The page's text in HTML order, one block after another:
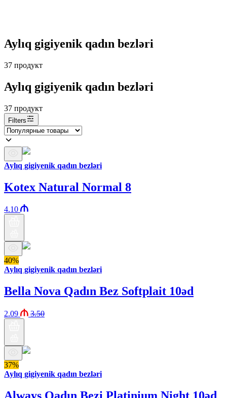
Aylıq gigiyenik qadın bezləri
37 продукт
Aylıq gigiyenik qadın bezləri
37 продукт
Filters
Aylıq gigiyenik qadın bezləri
Kotex Natural Normal 8
4.10
40%
Aylıq gigiyenik qadın bezləri
Bella Nova Qadın Bez Softplait 10əd
2.09 3.50
37%
Aylıq gigiyenik qadın bezləri